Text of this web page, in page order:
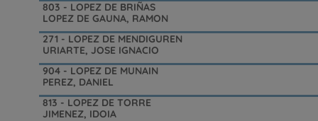
803 - LOPEZ DE BRIÑAS
LOPEZ DE GAUNA, RAMON
271 - LOPEZ DE MENDIGUREN
URIARTE, JOSE IGNACIO
904 - LOPEZ DE MUNAIN
PEREZ, DANIEL
813 - LOPEZ DE TORRE
JIMENEZ, IDOIA